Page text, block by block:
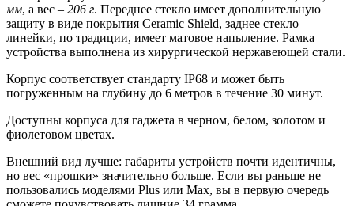
мм, а вес – 206 г. Переднее стекло имеет дополнительную
защиту в виде покрытия Ceramic Shield, заднее стекло
линейки, по традиции, имеет матовое напыление. Рамка
устройства выполнена из хирургической нержавеющей стали.
Корпyс соответствует стандарту IP68 и может быть
погруженным на глубину до 6 метров в течение 30 минут.
Доступны корпуса для гаджета в черном, белом, золотом и
фиолетовом цветах.
Внешний вид лучше: габариты устройств почти идентичны,
но вес «прошки» значительно больше. Если вы раньше не
пользовались моделями Plus или Max, вы в первую очередь